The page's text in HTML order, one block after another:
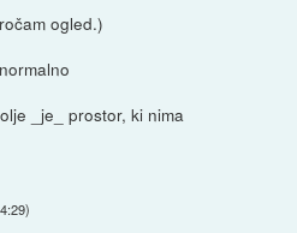
ogled.)
_je_ prostor, ki nima
)